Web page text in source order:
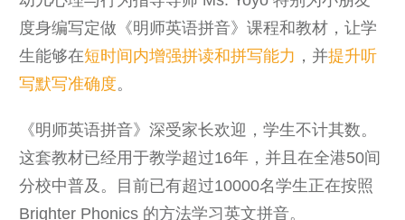
度身编写定做《明师英语拼音》课程和教材，让学
生能够在短时间内增强拼读和拼写能力 ，并提升听
写默写准确度。
《明师英语拼音》深受家长欢迎，学生不计其数。
这套教材已经用于教学超过16年，并且在全港50间
分校中普及。目前已有超过10000名学生正在按照
Brighter Phonics 的方法学习英文拼音。